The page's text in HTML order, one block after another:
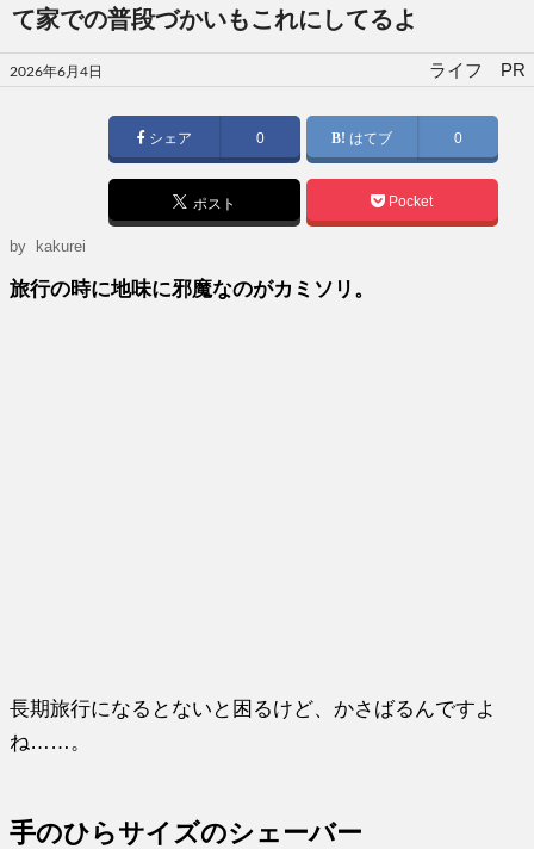
て家での普段づかいもこれにしてるよ
投
稿
2026年6月4日 ライフ PR
シェア 0 はてブ 0
ポスト Pocket
by kakurei
旅行の時に地味に邪魔なのがカミソリ。
長期旅行になるとないと困るけど、かさばるんですよ
ね……。
手のひらサイズのシェーバー